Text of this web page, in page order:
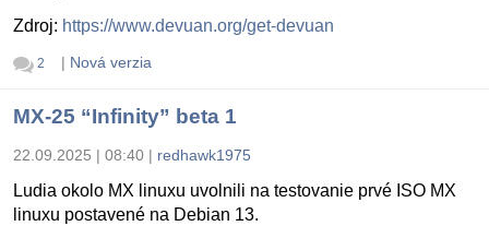
Zdroj: https://www.devuan.org/get-devuan
2 | Nová verzia
MX-25 “Infinity” beta 1
22.09.2025 | 08:40 | redhawk1975
Ludia okolo MX linuxu uvolnili na testovanie prvé ISO MX
linuxu postavené na Debian 13.